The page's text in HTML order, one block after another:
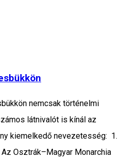
nemcsak történelmi
látnivalót is kínál az
kiemelkedő nevezetesség: 1.
Osztrák–Magyar Monarchia